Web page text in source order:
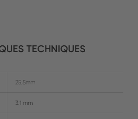
TECHNIQUES
25.5mm
3.1 mm